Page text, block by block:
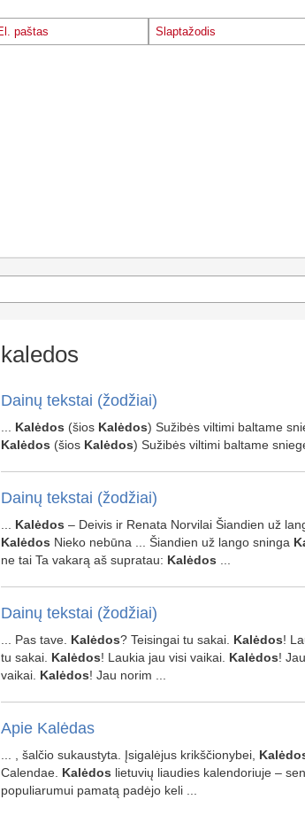
kaledos
Dainų tekstai (žodžiai)
Kalėdos (šios Kalėdos) Sužibės viltimi baltame
Kalėdos (šios Kalėdos) Sužibės viltimi baltame
Dainų tekstai (žodžiai)
Kalėdos – Deivis ir Renata Norvilai Šiandien už
Kalėdos Nieko nebūna ... Šiandien už lango sninga
ne tai Ta vakarą aš supratau: Kalėdos
Dainų tekstai (žodžiai)
... Pas tave. Kalėdos? Teisingai tu sakai. Kalėdos!
tu sakai. Kalėdos! Laukia jau visi vaikai. Kalėdos!
vaikai. Kalėdos! Jau norim ...
Apie Kalėdas
... , šalčio sukaustyta. Įsigalėjus krikščionybei,
Calendae. Kalėdos lietuvių liaudies kalendoriuje –
populiarumui pamatą padėjo keli ...